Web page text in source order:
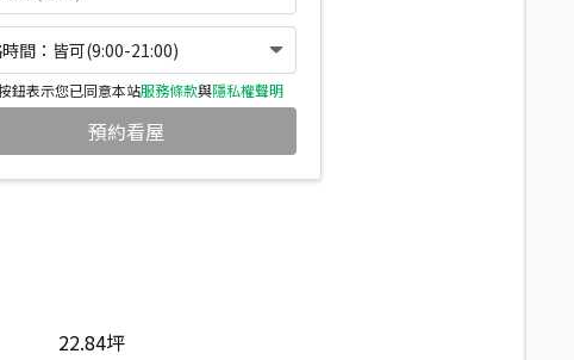
間：皆可(9:00-21:00)
鈕表示您已同意本站服務條款與隱私權聲明
預約看屋
22.84坪